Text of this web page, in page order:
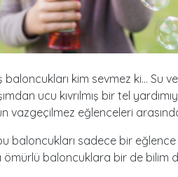
kim sevmez ki… Su
ucu kıvrılmış bir tel
vazgeçilmez eğlenceleri
baloncukları sadece bir
ömürlü baloncuklara bir de bilim